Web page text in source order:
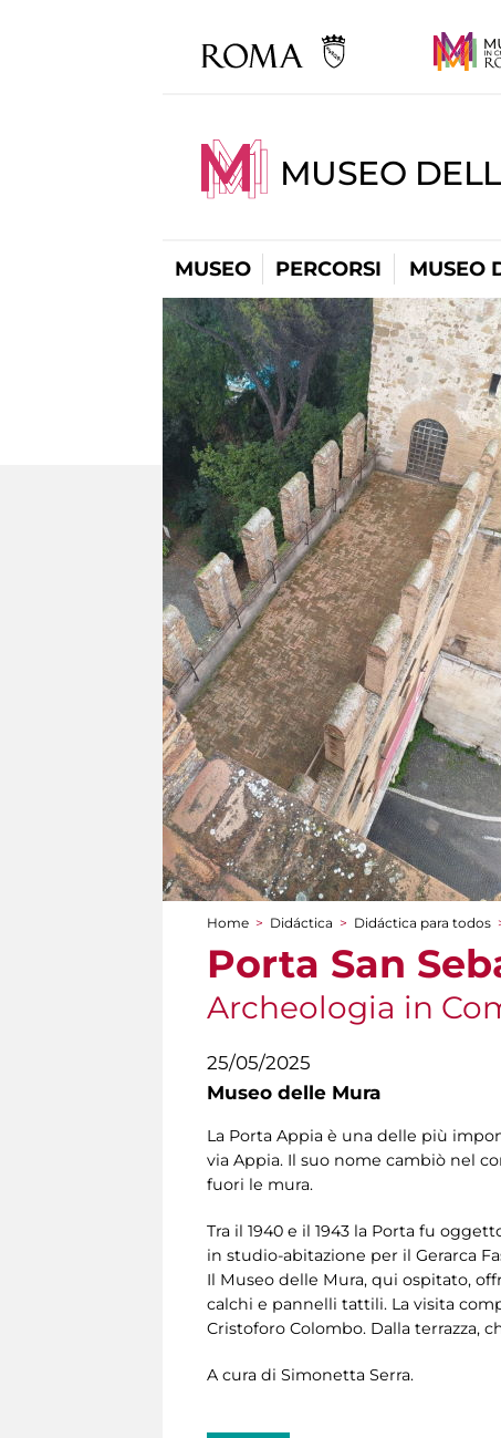
MUSEO
MUSEO PERCORSI MUSEO
You are here
Home > Didáctica > Didáctica para todos
Porta San
Archeologia in
25/05/2025
Museo delle Mura
La Porta Appia è una delle più
via Appia. Il suo nome cambiò nel
fuori le mura.
Tra il 1940 e il 1943 la Porta fu
in studio-abitazione per il Gerarca
Il Museo delle Mura, qui ospitato,
calchi e pannelli tattili. La visita
Cristoforo Colombo. Dalla terrazza,
A cura di Simonetta Serra.